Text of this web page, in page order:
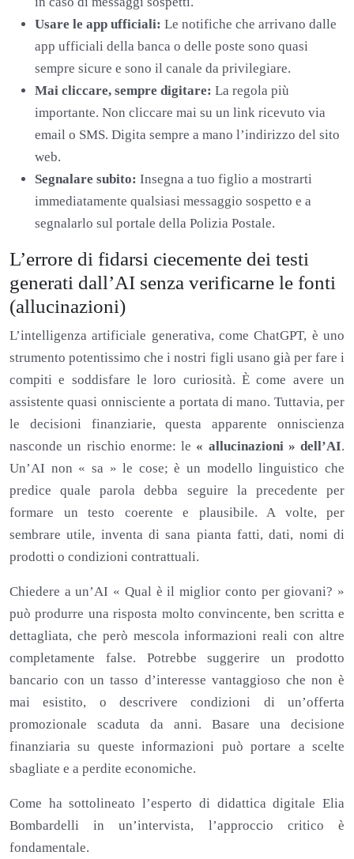
Usare le app ufficiali: Le notifiche che arrivano dalle
app ufficiali della banca o delle poste sono quasi
sempre sicure e sono il canale da privilegiare.
Mai cliccare, sempre digitare: La regola più
importante. Non cliccare mai su un link ricevuto via
email o SMS. Digita sempre a mano l’indirizzo del sito
web.
Segnalare subito: Insegna a tuo figlio a mostrarti
immediatamente qualsiasi messaggio sospetto e a
segnalarlo sul portale della Polizia Postale.
L’errore di fidarsi ciecemente dei testi
generati dall’AI senza verificarne le fonti
(allucinazioni)
L’intelligenza artificiale generativa, come ChatGPT, è uno
strumento potentissimo che i nostri figli usano già per fare i
compiti e soddisfare le loro curiosità. È come avere un
assistente quasi onnisciente a portata di mano. Tuttavia, per
le decisioni finanziarie, questa apparente onniscienza
nasconde un rischio enorme: le « allucinazioni » dell’AI.
Un’AI non « sa » le cose; è un modello linguistico che
predice quale parola debba seguire la precedente per
formare un testo coerente e plausibile. A volte, per
sembrare utile, inventa di sana pianta fatti, dati, nomi di
prodotti o condizioni contrattuali.
Chiedere a un’AI « Qual è il miglior conto per giovani? »
può produrre una risposta molto convincente, ben scritta e
dettagliata, che però mescola informazioni reali con altre
completamente false. Potrebbe suggerire un prodotto
bancario con un tasso d’interesse vantaggioso che non è
mai esistito, o descrivere condizioni di un’offerta
promozionale scaduta da anni. Basare una decisione
finanziaria su queste informazioni può portare a scelte
sbagliate e a perdite economiche.
Come ha sottolineato l’esperto di didattica digitale Elia
Bombardelli in un’intervista, l’approccio critico è
fondamentale.